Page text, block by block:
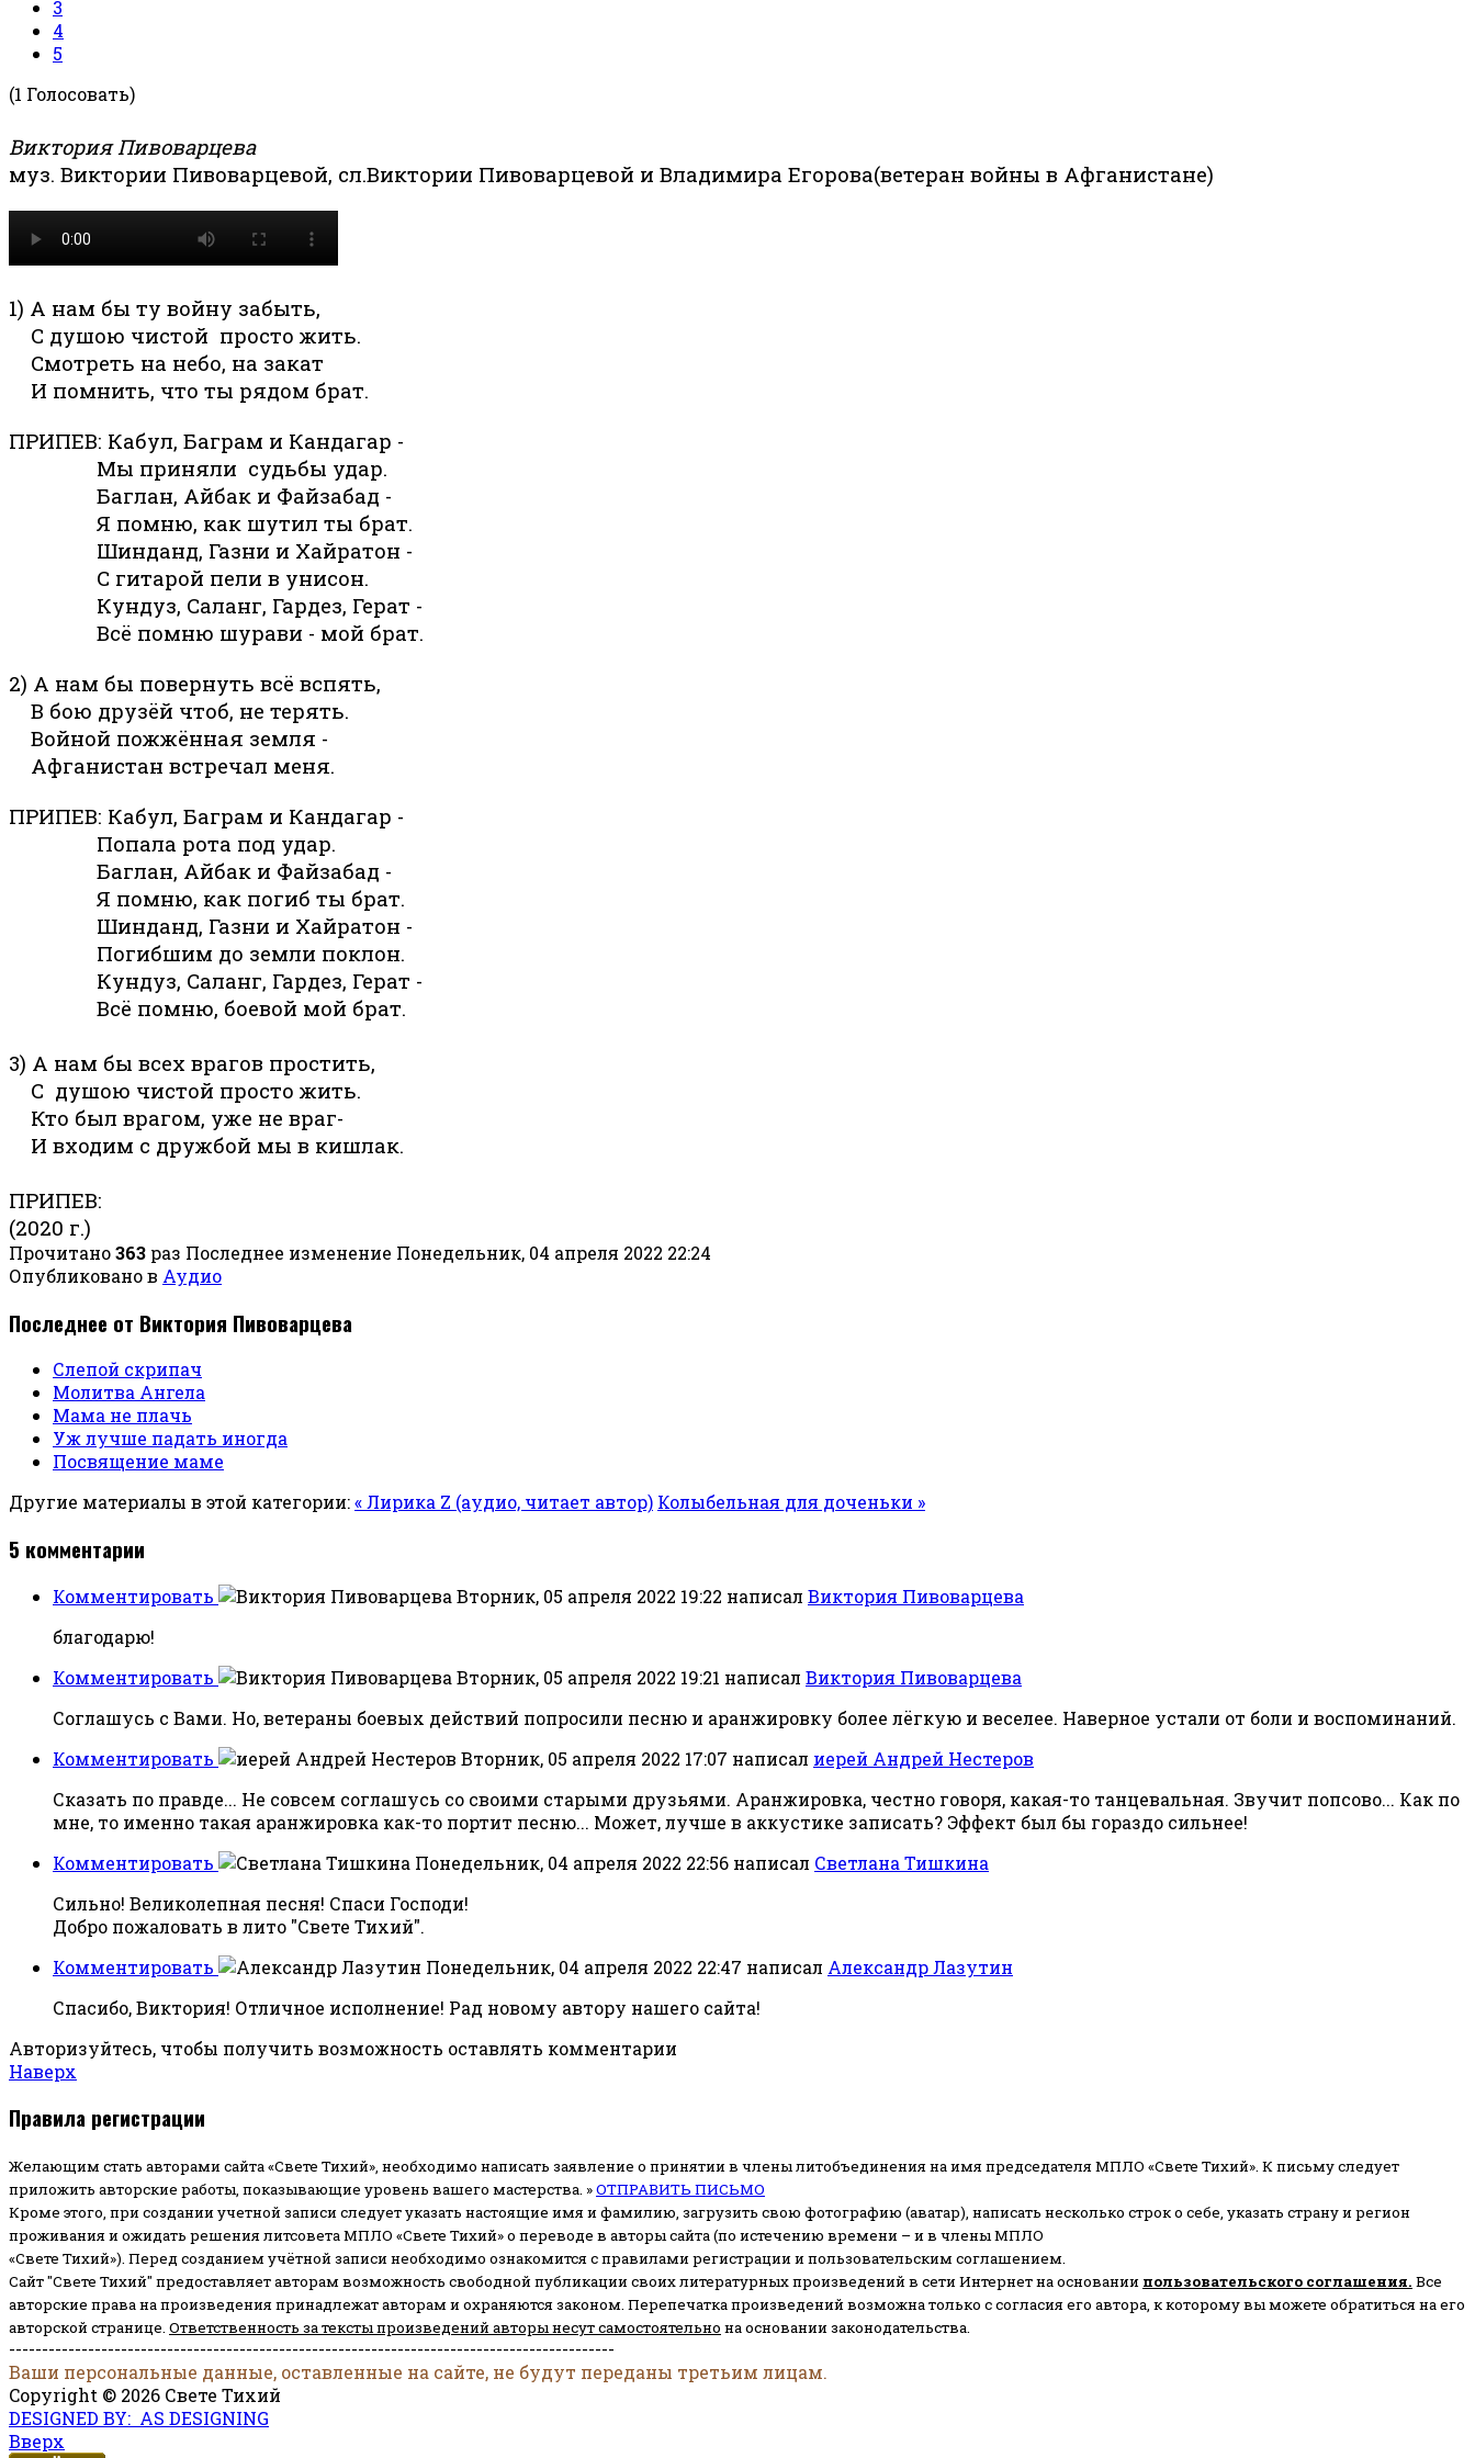
3
4
5
(1 Голосовать)
Виктория Пивоварцева
муз. Виктории Пивоварцевой, сл.Виктории Пивоварцевой и Владимира Егорова(ветеран войны в Афганистане)
1) А нам бы ту войну забыть,
С душою чистой просто жить.
Смотреть на небо, на закат
И помнить, что ты рядом брат.
ПРИПЕВ: Кабул, Баграм и Кандагар -
Мы приняли судьбы удар.
Баглан, Айбак и Файзабад -
Я помню, как шутил ты брат.
Шинданд, Газни и Хайратон -
С гитарой пели в унисон.
Кундуз, Саланг, Гардез, Герат -
Всё помню шурави - мой брат.
2) А нам бы повернуть всё вспять,
В бою друзёй чтоб, не терять.
Войной пожжённая земля -
Афганистан встречал меня.
ПРИПЕВ: Кабул, Баграм и Кандагар -
Попала рота под удар.
Баглан, Айбак и Файзабад -
Я помню, как погиб ты брат.
Шинданд, Газни и Хайратон -
Погибшим до земли поклон.
Кундуз, Саланг, Гардез, Герат -
Всё помню, боевой мой брат.
3) А нам бы всех врагов простить,
С душою чистой просто жить.
Кто был врагом, уже не враг-
И входим с дружбой мы в кишлак.
ПРИПЕВ:
(2020 г.)
Прочитано363 раз Последнее изменение Понедельник, 04 апреля 2022 22:24
Опубликовано в Аудио
Последнее от Виктория Пивоварцева
Слепой скрипач
Молитва Ангела
Мама не плачь
Уж лучше падать иногда
Посвящение маме
Другие материалы в этой категории:« Лирика Z (аудио, читает автор) Колыбельная для доченьки »
5 комментарии
Комментировать Вторник, 05 апреля 2022 19:22 написал Виктория Пивоварцева
благодарю!
Комментировать
Вторник, 05 апреля 2022 19:21 написал Виктория Пивоварцева
Соглашусь с Вами. Но, ветераны боевых действий попросили песню и аранжировку более лёгкую и веселее. Наверное устали от боли и воспоминаний.
Комментировать
Вторник, 05 апреля 2022 17:07 написал иерей Андрей Нестеров
Сказать по правде... Не совсем соглашусь со своими старыми друзьями. Аранжировка, честно говоря, какая-то танцевальная. Звучит попсово... Как по
мне, то именно такая аранжировка как-то портит песню... Может, лучше в аккустике записать? Эффект был бы гораздо сильнее!
Комментировать
Понедельник, 04 апреля 2022 22:56 написал Светлана Тишкина
Сильно! Великолепная песня! Спаси Господи!
Добро пожаловать в лито "Свете Тихий".
Комментировать
Понедельник, 04 апреля 2022 22:47 написал Александр Лазутин
Спасибо, Виктория! Отличное исполнение! Рад новому автору нашего сайта!
Авторизуйтесь, чтобы получить возможность оставлять комментарии
Наверх
Правила регистрации
Желающим стать авторами сайта «Свете Тихий», необходимо написать заявление о принятии в члены литобъединения на имя председателя МПЛО «Свете Тихий». К письму следует
приложить авторские работы, показывающие уровень вашего мастерства. »ОТПРАВИТЬ ПИСЬМО
Кроме этого, при создании учетной записи следует указать настоящие имя и фамилию, загрузить свою фотографию (аватар), написать несколько строк о себе, указать страну и регион
проживания и ожидать решения литсовета МПЛО «Свете Тихий» о переводе в авторы сайта (по истечению времени – и в члены МПЛО
«Свете Тихий»). Перед созданием учётной записи необходимо ознакомится с правилами регистрации и пользовательским соглашением.
Сайт "Свете Тихий" предоставляет авторам возможность свободной публикации своих литературных произведений в сети Интернет на основании пользовательского соглашения. Все
авторские права на произведения принадлежат авторам и охраняются законом. Перепечатка произведений возможна только с согласия его автора, к которому вы можете обратиться на его
авторской странице. Ответственность за тексты произведений авторы несут самостоятельно на основании законодательства.
--------------------------------------------------------------------------------------------
Ваши персональные данные, оставленные на сайте, не будут переданы третьим лицам.
Copyright © 2026 Свете Тихий
DESIGNED BY: AS DESIGNING
Вверх